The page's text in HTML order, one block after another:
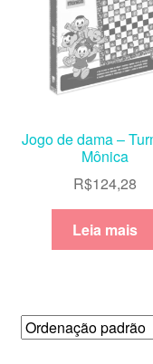
Jogo de dama –
Mônica
R$124,28
Leia mais